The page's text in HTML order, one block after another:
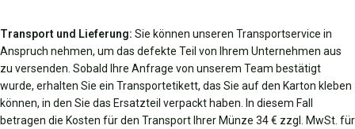
Transport und Lieferung: Sie können unseren Transportservice in
Anspruch nehmen, um das defekte Teil von Ihrem Unternehmen aus
zu versenden. Sobald Ihre Anfrage von unserem Team bestätigt
wurde, erhalten Sie ein Transportetikett, das Sie auf den Karton kleben
können, in den Sie das Ersatzteil verpackt haben. In diesem Fall
betragen die Kosten für den Transport Ihrer Münze 34 € zzgl. MwSt. für